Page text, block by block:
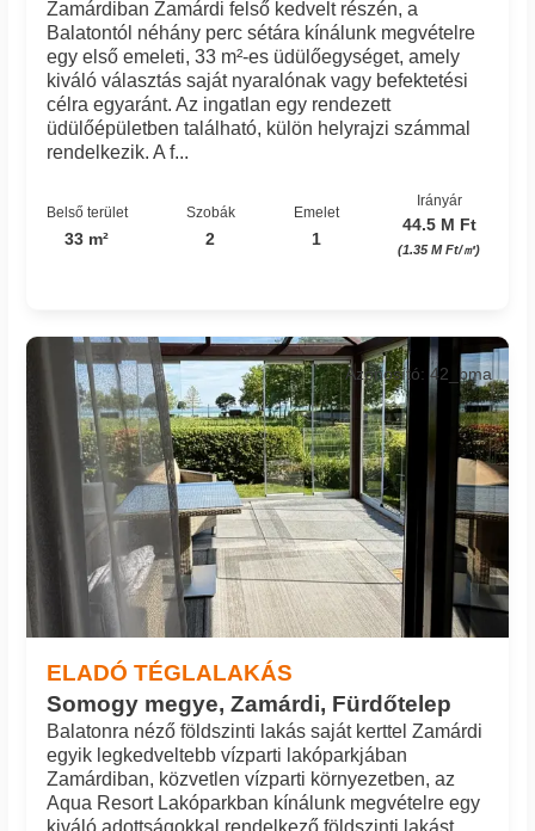
Zamárdiban Zamárdi felső kedvelt részén, a
Balatontól néhány perc sétára kínálunk megvételre
egy első emeleti, 33 m²-es üdülőegységet, amely
kiváló választás saját nyaralónak vagy befektetési
célra egyaránt. Az ingatlan egy rendezett
üdülőépületben található, külön helyrajzi számmal
rendelkezik. A f...
Belső terület
33 m²
Szobák
2
Emelet
1
Irányár
44.5 M Ft
(1.35 M Ft/㎡)
ELADÓ TÉGLALAKÁS
Somogy megye, Zamárdi, Fürdőtelep
Azonosító: 42_bma
Balatonra néző földszinti lakás saját kerttel Zamárdi
egyik legkedveltebb vízparti lakóparkjában
Zamárdiban, közvetlen vízparti környezetben, az
Aqua Resort Lakóparkban kínálunk megvételre egy